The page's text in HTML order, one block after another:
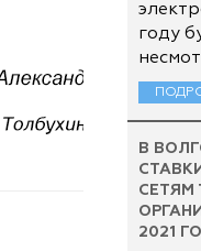
году
В
СЕТЯМ
2021